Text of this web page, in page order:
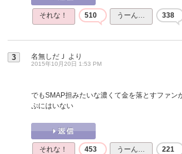
それな！ 510 うーん… 338
3 名無しだＪ より
2015年10月20日 1:53 PM
でもSMAP担みたいな濃くて金を落とすファン
ぷにはいない
それな！ 453 うーん… 221